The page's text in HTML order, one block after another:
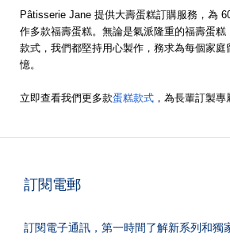
Pâtisserie Jane 提供大壽蛋糕訂購服務，為
作多款福壽蛋糕。無論是氣派隆重的福壽蛋
款式，我們都堅持用心製作，務求為每個家庭
憶。
立即查看我們更多款蛋糕款式 ，為長輩訂製專
訂閱電郵
訂閱電子通訊，第一時間了解新系列和獨